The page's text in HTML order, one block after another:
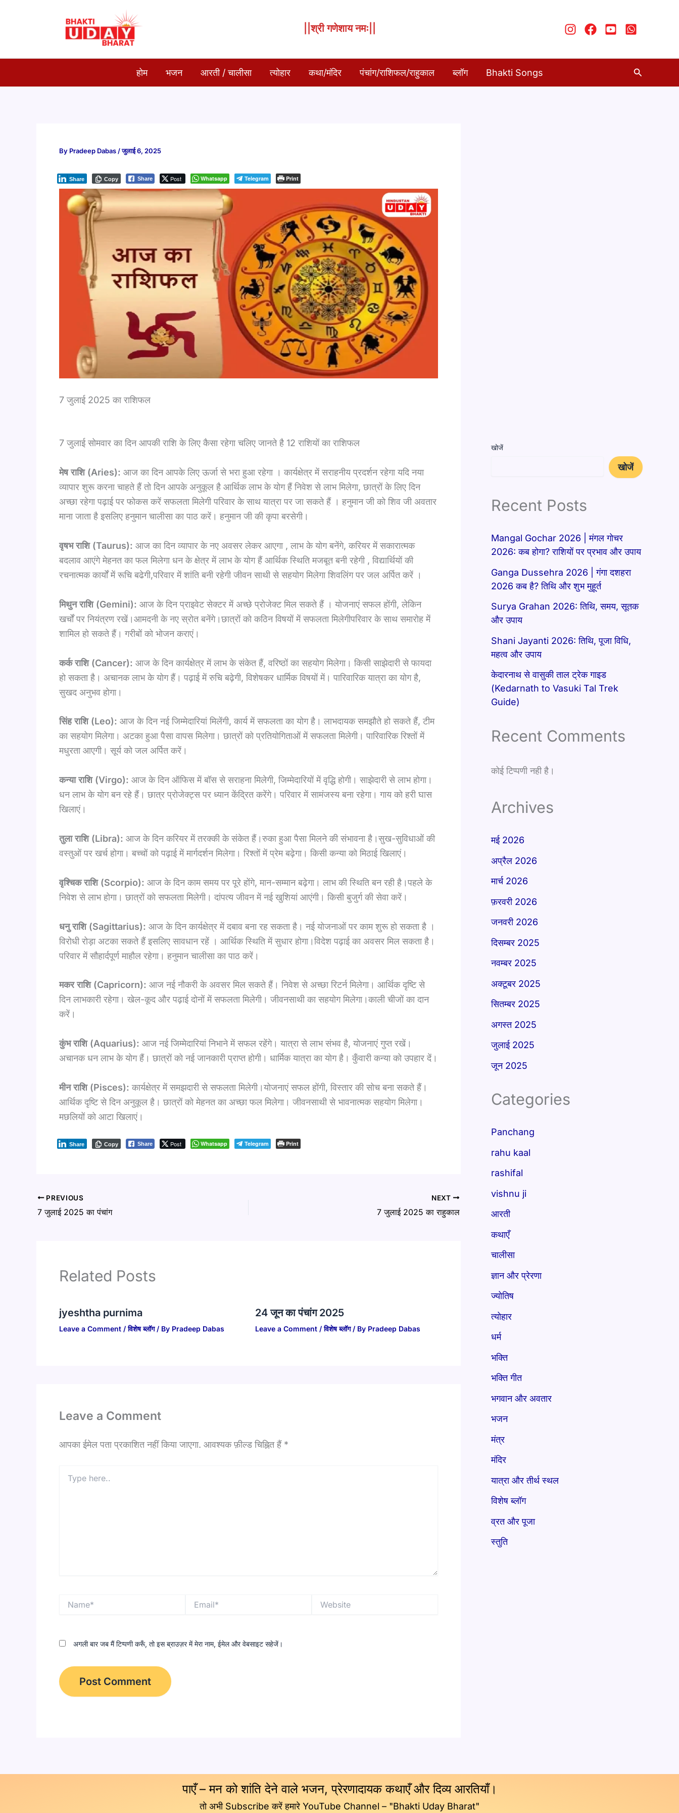
||श्री गणेशाय नमः||
होम भजन आरती / चालीसा त्योहार कथा/मंदिर पंचांग/राशिफल/राहुकाल ब्लॉग Bhakti Songs Search
By Pradeep Dabas /जुलाई 6, 2025
Share Post
Share Whatsapp Telegram
Copy Print
7 जुलाई 2025 का राशिफल
7 जुलाई सोमवार का दिन आपकी राशि के लिए कैसा रहेगा चलिए जानते है 12 राशियों का राशिफल
मेष राशि (Aries): आज का दिन आपके लिए ऊर्जा से भरा हुआ रहेगा । कार्यक्षेत्र में सराहनीय प्रदर्शन रहेगा यदि नया
व्यापार शुरू करना चाहते हैं तो दिन आपके अनुकूल है आर्थिक लाभ के योग हैं निवेश से लाभ मिलेगा, छात्रों के लिए दिन
अच्छा रहेगा पढ़ाई पर फोकस करें सफलता मिलेगी परिवार के साथ यात्रा पर जा सकते हैं । हनुमान जी को शिव जी अवतार
माना जाता है इसलिए हनुमान चालीसा का पाठ करें। हनुमान जी की कृपा बरसेगी।
वृषभ राशि (Taurus): आज का दिन व्यापार के नए अवसर लेकर आएगा , लाभ के योग बनेंगे, करियर में सकारात्मक
बदलाव आएंगे मेहनत का फल मिलेगा धन के क्षेत्र में लाभ के योग हैं आर्थिक स्थिति मजबूत बनी रहेगी , विद्यार्थियों की
रचनात्मक कार्यों में रूचि बढेगी,परिवार में शांति बनी रहेगी जीवन साथी से सहयोग मिलेगा शिवलिंग पर जल अर्पित करें ।
मिथुन राशि (Gemini): आज के दिन प्राइवेट सेक्टर में अच्छे प्रोजेक्ट मिल सकते हैं । योजनाएं सफल होंगी, लेकिन
खर्चों पर नियंत्रण रखें।आमदनी के नए स्रोत बनेंगे।छात्रों को कठिन विषयों में सफलता मिलेगीपरिवार के साथ समारोह में
शामिल हो सकते हैं। गरीबों को भोजन कराएं।
कर्क राशि (Cancer): आज के दिन कार्यक्षेत्र में लाभ के संकेत हैं, वरिष्ठों का सहयोग मिलेगा। किसी साझेदारी से फायदा
हो सकता है। अचानक लाभ के योग हैं। पढ़ाई में रुचि बढ़ेगी, विशेषकर धार्मिक विषयों में। पारिवारिक यात्रा का योग है,
सुखद अनुभव होगा।
सिंह राशि (Leo): आज के दिन नई जिम्मेदारियां मिलेंगी, कार्य में सफलता का योग है। लाभदायक समझौते हो सकते हैं, टीम
का सहयोग मिलेगा। अटका हुआ पैसा वापस मिलेगा। छात्रों को प्रतियोगिताओं में सफलता मिलेगी। पारिवारिक रिश्तों में
मधुरता आएगी। सूर्य को जल अर्पित करें।
कन्या राशि (Virgo): आज के दिन ऑफिस में बॉस से सराहना मिलेगी, जिम्मेदारियों में वृद्धि होगी। साझेदारी से लाभ होगा।
धन लाभ के योग बन रहे हैं। छात्र प्रोजेक्ट्स पर ध्यान केंद्रित करेंगे। परिवार में सामंजस्य बना रहेगा। गाय को हरी घास
खिलाएं।
तुला राशि (Libra): आज के दिन करियर में तरक्की के संकेत हैं।रुका हुआ पैसा मिलने की संभावना है।सुख-सुविधाओं की
वस्तुओं पर खर्च होगा। बच्चों को पढ़ाई में मार्गदर्शन मिलेगा। रिश्तों में प्रेम बढ़ेगा। किसी कन्या को मिठाई खिलाएं।
वृश्चिक राशि (Scorpio): आज के दिन काम समय पर पूरे होंगे, मान-सम्मान बढ़ेगा। लाभ की स्थिति बन रही है।पहले के
निवेश से लाभ होगा। छात्रों को सफलता मिलेगी। दांपत्य जीवन में नई खुशियां आएंगी। किसी बुजुर्ग की सेवा करें।
धनु राशि (Sagittarius): आज के दिन कार्यक्षेत्र में दबाव बना रह सकता है। नई योजनाओं पर काम शुरू हो सकता है ।
विरोधी रोड़ा अटका सकते हैं इसलिए सावधान रहें । आर्थिक स्थिति में सुधार होगा।विदेश पढ़ाई का अवसर मिल सकता है।
परिवार में सौहार्दपूर्ण माहौल रहेगा। हनुमान चालीसा का पाठ करें।
मकर राशि (Capricorn): आज नई नौकरी के अवसर मिल सकते हैं। निवेश से अच्छा रिटर्न मिलेगा। आर्थिक दृष्टि से
दिन लाभकारी रहेगा। खेल-कूद और पढ़ाई दोनों में सफलता मिलेगी। जीवनसाथी का सहयोग मिलेगा।काली चीजों का दान
करें।
कुंभ राशि (Aquarius): आज नई जिम्मेदारियां निभाने में सफल रहेंगे। यात्रा से लाभ संभव है, योजनाएं गुप्त रखें।
अचानक धन लाभ के योग हैं। छात्रों को नई जानकारी प्राप्त होगी। धार्मिक यात्रा का योग है। कुँवारी कन्या को उपहार दें।
मीन राशि (Pisces):कार्यक्षेत्र में समझदारी से सफलता मिलेगी।योजनाएं सफल होंगी, विस्तार की सोच बना सकते हैं।
आर्थिक दृष्टि से दिन अनुकूल है। छात्रों को मेहनत का अच्छा फल मिलेगा। जीवनसाथी से भावनात्मक सहयोग मिलेगा।
मछलियों को आटा खिलाएं।
Share Post
Share Whatsapp Telegram
Copy Print
PREVIOUS
7 जुलाई 2025 का पंचांग
NEXT
7 जुलाई 2025 का राहुकाल
Related Posts
jyeshtha purnima
Leave a Comment /विशेष ब्लॉग/ By Pradeep Dabas
24 जून का पंचांग 2025
Leave a Comment /विशेष ब्लॉग/ By Pradeep Dabas
Leave a Comment
आपका ईमेल पता प्रकाशित नहीं किया जाएगा. आवश्यक फ़ील्ड चिह्नित हैं *
here..
अगली बार जब मैं टिप्पणी करूँ, तो इस ब्राउज़र में मेरा नाम, ईमेल और वेबसाइट सहेजें।
खोजें
खोजें
Recent Posts
Mangal Gochar 2026 | मंगल गोचर
2026: कब होगा? राशियों पर प्रभाव और उपाय
Ganga Dussehra 2026 | गंगा दशहरा
2026 कब है? तिथि और शुभ मुहूर्त
Surya Grahan 2026: तिथि, समय, सूतक
और उपाय
Shani Jayanti 2026: तिथि, पूजा विधि,
महत्व और उपाय
केदारनाथ से वासुकी ताल ट्रेक गाइड
(Kedarnath to Vasuki Tal Trek
Guide)
Recent Comments
कोई टिप्पणी नही है।
Archives
मई 2026
अप्रैल 2026
मार्च 2026
फ़रवरी 2026
जनवरी 2026
दिसम्बर 2025
नवम्बर 2025
अक्टूबर 2025
सितम्बर 2025
अगस्त 2025
जुलाई 2025
जून 2025
Categories
Panchang
rahu kaal
rashifal
vishnu ji
आरती
कथाएँ
चालीसा
ज्ञान और प्रेरणा
ज्योतिष
त्योहार
धर्म
भक्ति
भक्ति गीत
भगवान और अवतार
भजन
मंत्र
मंदिर
यात्रा और तीर्थ स्थल
विशेष ब्लॉग
व्रत और पूजा
स्तुति
पाएँ – मन को शांति देने वाले भजन, प्रेरणादायक कथाएँ और दिव्य आरतियाँ।
तो अभी Subscribe करें हमारे YouTube Channel – "Bhakti Uday Bharat"